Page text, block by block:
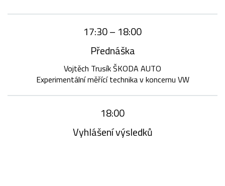
17:30 – 18:00
Přednáška
Vojtěch Trusík ŠKODA AUTO
Experimentální měřící technika v koncernu VW
18:00
Vyhlášení výsledků